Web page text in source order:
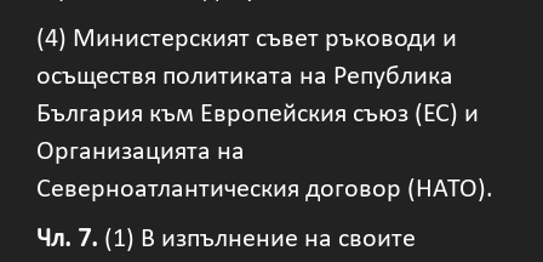
(4) Министерският съвет ръководи и
осъществя политиката на Република
България към Европейския съюз (ЕС) и
Организацията на
Северноатлантическия договор (НАТО).
Чл. 7. (1) В изпълнение на своите